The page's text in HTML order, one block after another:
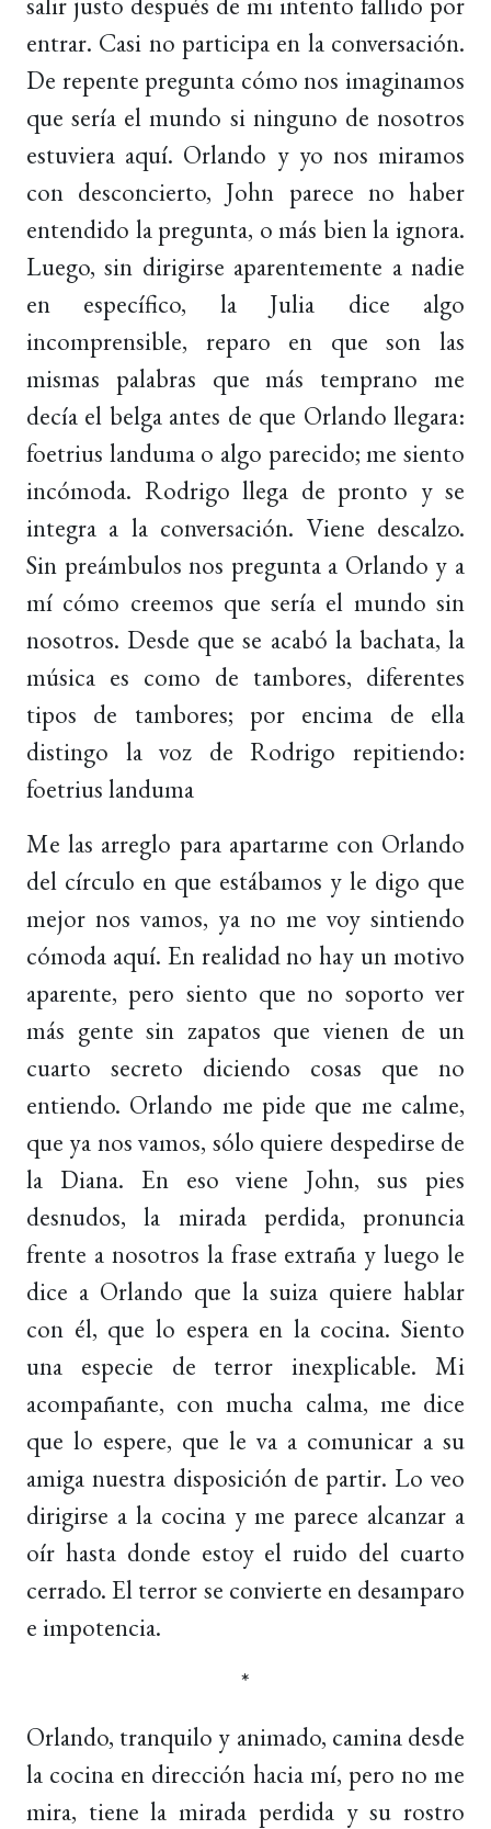
entrar. Casi no participa en la conversación.
De repente pregunta cómo nos imaginamos
que sería el mundo si ninguno de nosotros
estuviera aquí. Orlando y yo nos miramos
con desconcierto, John parece no haber
entendido la pregunta, o más bien la ignora.
Luego, sin dirigirse aparentemente a nadie
en específico, la Julia dice algo
incomprensible, reparo en que son las
mismas palabras que más temprano me
decía el belga antes de que Orlando llegara:
foetrius landuma o algo parecido; me siento
incómoda. Rodrigo llega de pronto y se
integra a la conversación. Viene descalzo.
Sin preámbulos nos pregunta a Orlando y a
mí cómo creemos que sería el mundo sin
nosotros. Desde que se acabó la bachata, la
música es como de tambores, diferentes
tipos de tambores; por encima de ella
distingo la voz de Rodrigo repitiendo:
foetrius landuma
Me las arreglo para apartarme con Orlando
del círculo en que estábamos y le digo que
mejor nos vamos, ya no me voy sintiendo
cómoda aquí. En realidad no hay un motivo
aparente, pero siento que no soporto ver
más gente sin zapatos que vienen de un
cuarto secreto diciendo cosas que no
entiendo. Orlando me pide que me calme,
que ya nos vamos, sólo quiere despedirse de
la Diana. En eso viene John, sus pies
desnudos, la mirada perdida, pronuncia
frente a nosotros la frase extraña y luego le
dice a Orlando que la suiza quiere hablar
con él, que lo espera en la cocina. Siento
una especie de terror inexplicable. Mi
acompañante, con mucha calma, me dice
que lo espere, que le va a comunicar a su
amiga nuestra disposición de partir. Lo veo
dirigirse a la cocina y me parece alcanzar a
oír hasta donde estoy el ruido del cuarto
cerrado. El terror se convierte en desamparo
e impotencia.
*
Orlando, tranquilo y animado, camina desde
la cocina en dirección hacia mí, pero no me
mira, tiene la mirada perdida y su rostro